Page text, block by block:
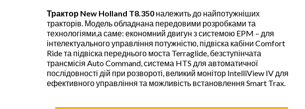
Трактор New Holland T8.350 належить до найпотужніших
тракторів. Модель обладнана передовими розробками та
технологіями,а саме: економний двигун з системою EPM – для
інтелектуального управління потужністю, підвіска кабіни Comfort
Ride та підвіска переднього моста Terraglide, безступінчата
трансмісія Auto Command, система HTS для автоматичної
послідовності дій при розвороті, великий монітор IntelliView IV для
ефективного управління та можливість встановлення Smart Trax.